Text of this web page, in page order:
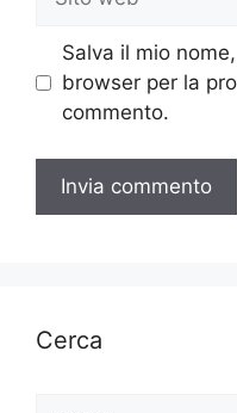
web
Salva il mio
browser per la
commento.
Cerca